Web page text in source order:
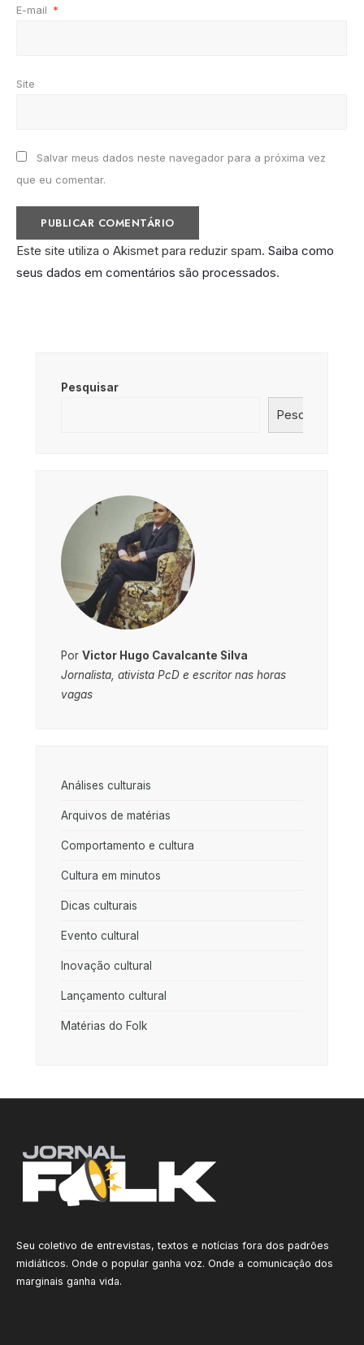
E-mail *
Site
Salvar meus dados neste navegador para a próxima vez
que eu comentar.
Este site utiliza o Akismet para reduzir spam. Saiba como
seus dados em comentários são processados.
Pesquisar
Pesquisar
Por Victor Hugo Cavalcante Silva
Jornalista, ativista PcD e escritor nas horas
vagas
Análises culturais
Arquivos de matérias
Comportamento e cultura
Cultura em minutos
Dicas culturais
Evento cultural
Inovação cultural
Lançamento cultural
Matérias do Folk
Seu coletivo de entrevistas, textos e notícias fora dos padrões
midiáticos. Onde o popular ganha voz. Onde a comunicação dos
marginais ganha vida.